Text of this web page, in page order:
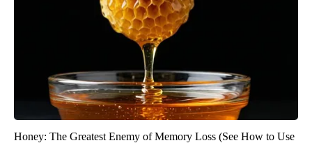
Honey: The Greatest Enemy of Memory Loss (See How to Use